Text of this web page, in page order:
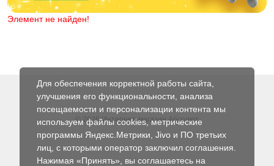
Элемент не найден!
© 2026 Интернет-магазин Абсолют
Для обеспечения корректной работы сайта,
улучшения его функциональности, анализа
посещаемости и персонализации контента мы
используем файлы cookies, метрические
программы Яндекс.Метрики, Jivo и ПО третьих
лиц, с которыми оператор заключил соглашения.
Нажимая «Принять», вы соглашаетесь на